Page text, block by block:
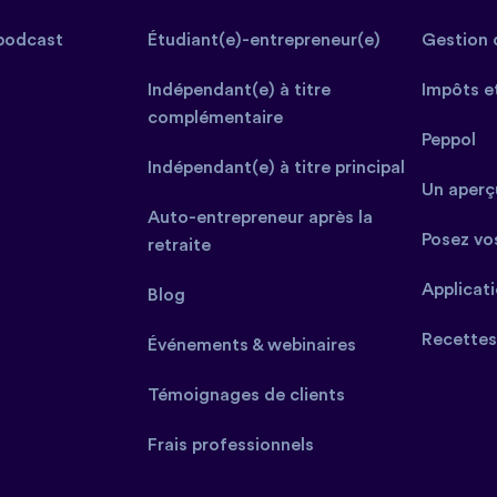
Étudiant(e)-entrepreneur(e)
Indépendant(e) à titre
complémentaire
Indépendant(e) à titre principal
Auto-entrepreneur après la
retraite
Blog
Événements & webinaires
Témoignages de clients
Frais professionnels
Gestion
Impôts
Peppol
Un
Posez